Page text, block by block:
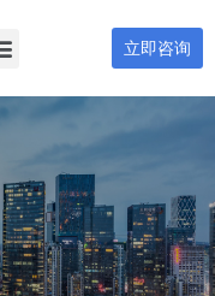
立即咨询